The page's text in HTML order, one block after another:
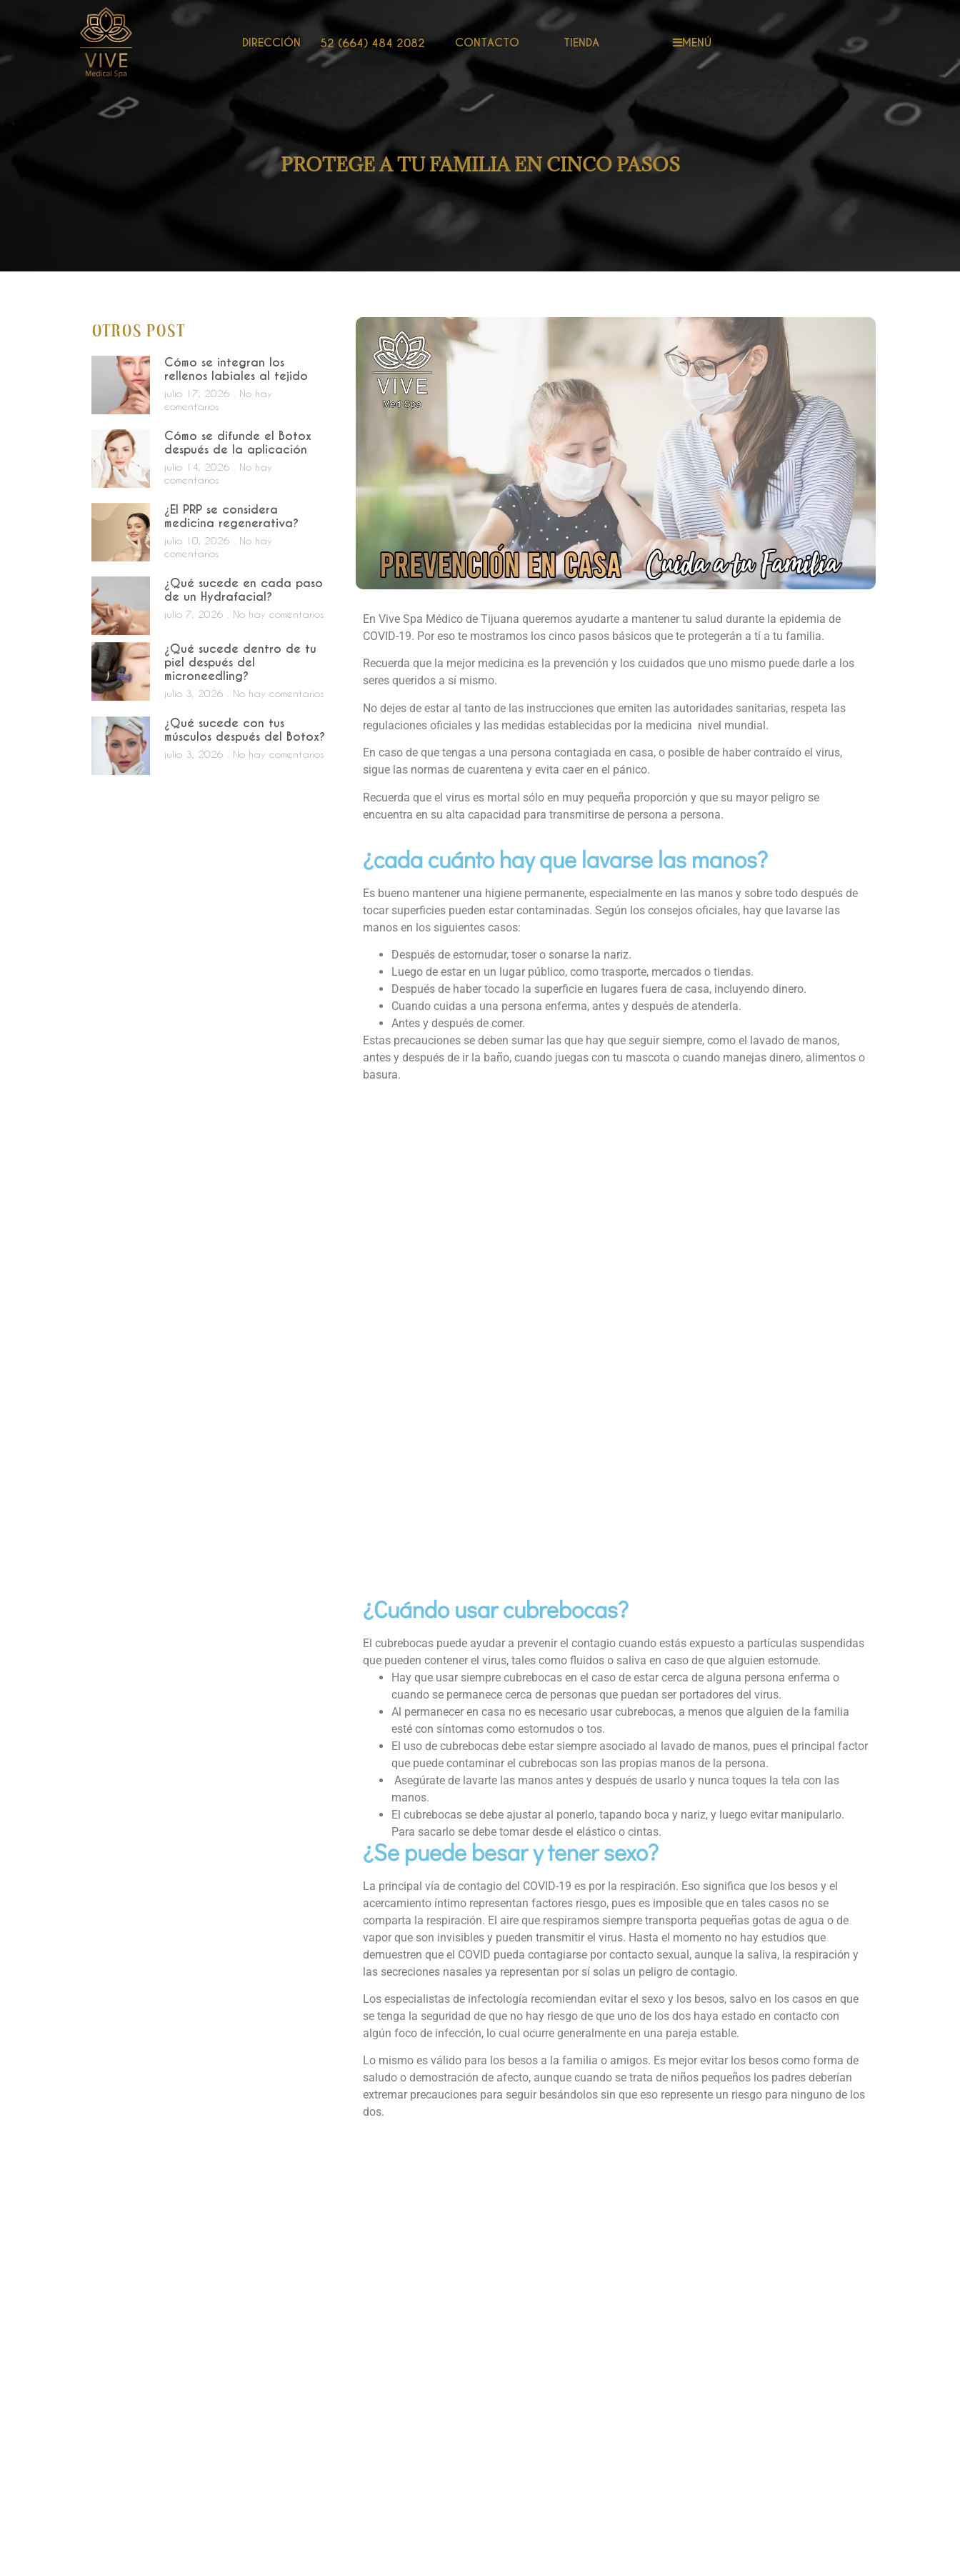
DIRECCIÓN 52 (664) 484 2082 CONTACTO TIENDA MENÚ
PROTEGE A TU FAMILIA EN CINCO PASOS
Otros Post
Cómo se integran los
rellenos labiales al tejido
julio 17, 2026
No hay
comentarios
Cómo se difunde el Botox
después de la aplicación
julio 14, 2026
No hay
comentarios
¿El PRP se considera
medicina regenerativa?
julio 10, 2026
No hay
comentarios
¿Qué sucede en cada paso
de un Hydrafacial?
julio 7, 2026 No hay comentarios
¿Qué sucede dentro de tu
piel después del
microneedling?
julio 3, 2026 No hay comentarios
¿Qué sucede con tus
músculos después del Botox?
julio 3, 2026 No hay comentarios
En Vive Spa Médico de Tijuana queremos ayudarte a mantener tu salud durante la epidemia de
COVID-19. Por eso te mostramos los cinco pasos básicos que te protegerán a tí a tu familia.
Recuerda que la mejor medicina es la prevención y los cuidados que uno mismo puede darle a los
seres queridos a sí mismo.
No dejes de estar al tanto de las instrucciones que emiten las autoridades sanitarias, respeta las
regulaciones oficiales y las medidas establecidas por la medicina nivel mundial.
En caso de que tengas a una persona contagiada en casa, o posible de haber contraído el virus,
sigue las normas de cuarentena y evita caer en el pánico.
Recuerda que el virus es mortal sólo en muy pequeña proporción y que su mayor peligro se
encuentra en su alta capacidad para transmitirse de persona a persona.
¿cada cuánto hay que lavarse las manos?
Es bueno mantener una higiene permanente, especialmente en las manos y sobre todo después de
tocar superficies pueden estar contaminadas. Según los consejos oficiales, hay que lavarse las
manos en los siguientes casos:
Después de estornudar, toser o sonarse la nariz.
Luego de estar en un lugar público, como trasporte, mercados o tiendas.
Después de haber tocado la superficie en lugares fuera de casa, incluyendo dinero.
Cuando cuidas a una persona enferma, antes y después de atenderla.
Antes y después de comer.
Estas precauciones se deben sumar las que hay que seguir siempre, como el lavado de manos,
antes y después de ir la baño, cuando juegas con tu mascota o cuando manejas dinero, alimentos o
basura.
¿Cuándo usar cubrebocas?
El cubrebocas puede ayudar a prevenir el contagio cuando estás expuesto a partículas suspendidas
que pueden contener el virus, tales como fluidos o saliva en caso de que alguien estornude.
Hay que usar siempre cubrebocas en el caso de estar cerca de alguna persona enferma o
cuando se permanece cerca de personas que puedan ser portadores del virus.
Al permanecer en casa no es necesario usar cubrebocas, a menos que alguien de la familia
esté con síntomas como estornudos o tos.
El uso de cubrebocas debe estar siempre asociado al lavado de manos, pues el principal factor
que puede contaminar el cubrebocas son las propias manos de la persona.
Asegúrate de lavarte las manos antes y después de usarlo y nunca toques la tela con las
manos.
El cubrebocas se debe ajustar al ponerlo, tapando boca y nariz, y luego evitar manipularlo.
Para sacarlo se debe tomar desde el elástico o cintas.
¿Se puede besar y tener sexo?
La principal vía de contagio del COVID-19 es por la respiración. Eso significa que los besos y el
acercamiento íntimo representan factores riesgo, pues es imposible que en tales casos no se
comparta la respiración. El aire que respiramos siempre transporta pequeñas gotas de agua o de
vapor que son invisibles y pueden transmitir el virus. Hasta el momento no hay estudios que
demuestren que el COVID pueda contagiarse por contacto sexual, aunque la saliva, la respiración y
las secreciones nasales ya representan por sí solas un peligro de contagio.
Los especialistas de infectología recomiendan evitar el sexo y los besos, salvo en los casos en que
se tenga la seguridad de que no hay riesgo de que uno de los dos haya estado en contacto con
algún foco de infección, lo cual ocurre generalmente en una pareja estable.
Lo mismo es válido para los besos a la familia o amigos. Es mejor evitar los besos como forma de
saludo o demostración de afecto, aunque cuando se trata de niños pequeños los padres deberían
extremar precauciones para seguir besándolos sin que eso represente un riesgo para ninguno de los
dos.